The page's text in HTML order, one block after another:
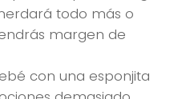
todo más o
margen de
con una esponjita